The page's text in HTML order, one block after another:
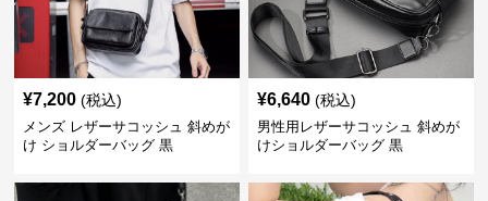
¥7,200 (税込)
メンズ レザーサコッシュ 斜めが
け ショルダーバッグ 黒
¥6,640 (税込)
男性用レザーサコッシュ 斜めが
けショルダーバッグ 黒